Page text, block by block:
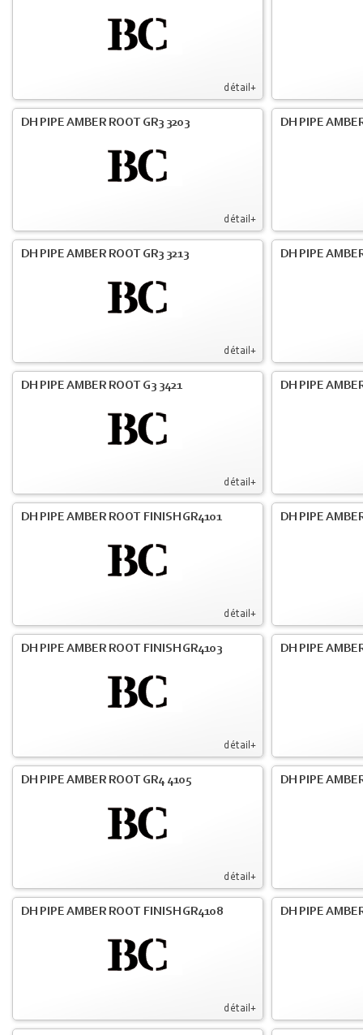
détail+
détail+
DH PIPE AMBER ROOT GR3 3203 DH PIPE
détail+
DH PIPE AMBER ROOT GR3 3213 DH PIPE
détail+
DH PIPE AMBER ROOT G3 3421 DH PIPE
détail+
DH PIPE AMBER ROOT FINISH GR4101 DH PIPE
détail+
DH PIPE AMBER ROOT FINISH GR4103 DH PIPE
détail+
DH PIPE AMBER ROOT GR4 4105 DH PIPE
détail+
DH PIPE AMBER ROOT FINISH GR4108 DH PIPE